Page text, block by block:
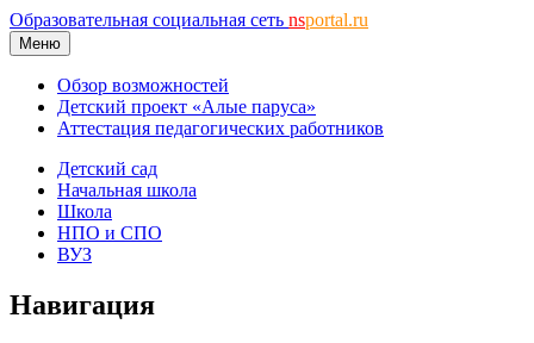
Образовательная социальная сеть nsportal.ru
Меню
Обзор возможностей
Детский проект «Алые паруса»
Аттестация педагогических работников
Детский сад
Начальная школа
Школа
НПО и СПО
ВУЗ
Навигация